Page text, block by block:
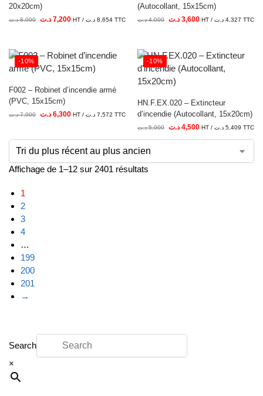
20x20cm)
8,000 د.ت 7,200 د.ت HT / 8,654 د.ت TTC
(Autocollant, 15x15cm)
4,000 د.ت 3,600 د.ت HT / 4,327 د.ت TTC
-10%
F002 – Robinet d’incendie armé
(PVC, 15x15cm)
7,000 د.ت 6,300 د.ت HT / 7,572 د.ت TTC
-10%
HN.F.EX.020 – Extincteur
d’incendie (Autocollant, 15x20cm)
5,000 د.ت 4,500 د.ت HT / 5,409 د.ت TTC
Affichage de 1–12 sur 2401 résultats
1
2
3
4
…
199
200
201
→
Search
×